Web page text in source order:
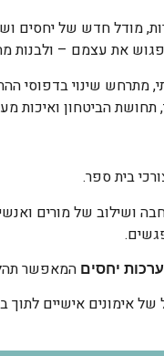
לפגוש את עצמם –
מתרחש שינוי בדפוסי
הביטחון ואיכות
בית ספר.
להרחבה ושילוב של
יחסים המאפשר
של אימונים אישיים